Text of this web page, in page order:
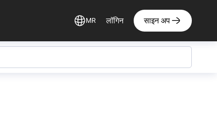
MR लॉगिन साइन अप